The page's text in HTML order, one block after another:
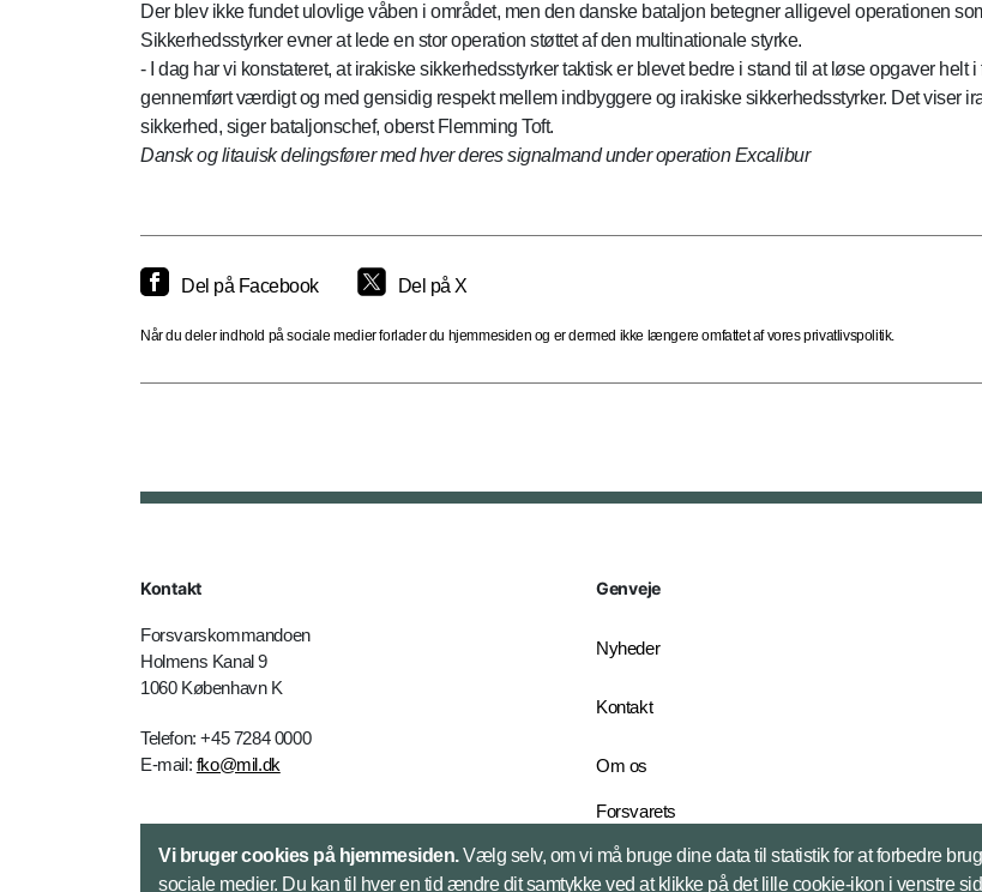
Der blev ikke fundet ulovlige våben i området, men den danske bataljon betegner alligevel operationen
Sikkerhedsstyrker evner at lede en stor operation støttet af den multinationale styrke.
- I dag har vi konstateret, at irakiske sikkerhedsstyrker taktisk er blevet bedre i stand til at løse opgaver
gennemført værdigt og med gensidig respekt mellem indbyggere og irakiske sikkerhedsstyrker. Det viser
sikkerhed, siger bataljonschef, oberst Flemming Toft.
Dansk og litauisk delingsfører med hver deres signalmand under operation Excalibur
Del på Facebook Del på X
Når du deler indhold på sociale medier forlader du hjemmesiden og er dermed ikke længere omfattet af vores privatlivspolitik.
Kontakt
Forsvarskommandoen
Holmens Kanal 9
1060 København K
Telefon: +45 7284 0000
E-mail: fko@mil.dk
Kontakt
Genveje
Nyheder
Kontakt
Om os
Forsvarets
English Edition
Vi bruger cookies på hjemmesiden.Vælg selv, om vi må bruge dine data til statistik for at forbedre
sociale medier. Du kan til hver en tid ændre dit samtykke ved at klikke på det lille cookie-ikon i venstre